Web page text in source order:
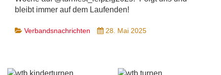
bleibt immer auf dem Laufenden!
Verbandsnachrichten 28. Mai 2025